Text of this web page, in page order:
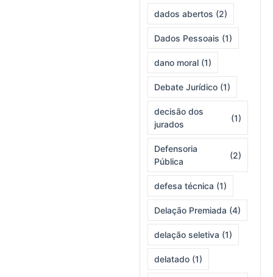
dados abertos (2)
Dados Pessoais (1)
dano moral (1)
Debate Jurídico (1)
decisão dos
jurados
(1)
Defensoria
Pública
(2)
defesa técnica (1)
Delação Premiada (4)
delação seletiva (1)
delatado (1)